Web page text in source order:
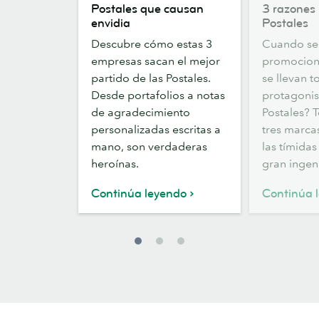
que
causan
envidia
Postales que causan
envidia
Descubre cómo estas 3
empresas sacan el mejor
partido de las Postales.
Desde portafolios a notas
de agradecimiento
personalizadas escritas a
mano, son verdaderas
heroínas.
Continúa leyendo
razones
para
elegir
Postales
3
Postales
Cuando
se llevan
Postales?
tres
las
gran
Continúa